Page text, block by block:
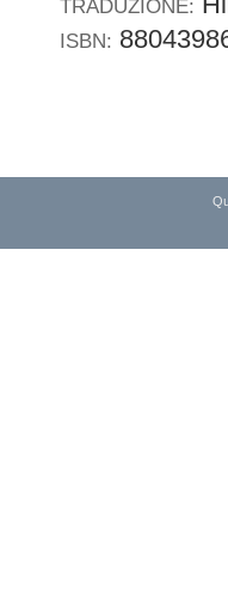
TRADUZIONE:
ISBN: